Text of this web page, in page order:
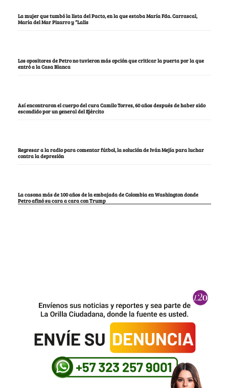
La mujer que tumbó la lista del Pacto, en la que estaba María Fda. Carrascal,
María del Mar Pizarro y “Lalis
Los opositores de Petro no tuvieron más opción que criticar la puerta por la que
entró a la Casa Blanca
Así encontraron el cuerpo del cura Camilo Torres, 60 años después de haber sido
escondido por un general del Ejército
Regresar a la radio para comentar fútbol, la solución de Iván Mejía para luchar
contra la depresión
La casona más de 100 años de la embajada de Colombia en Washington donde
Petro afinó su cara a cara con Trump